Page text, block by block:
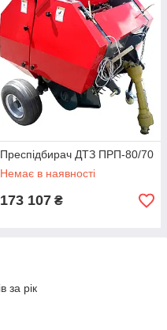
Преспідбирач ДТЗ ПРП-80/70
Немає в наявності
173 107 ₴
за рік